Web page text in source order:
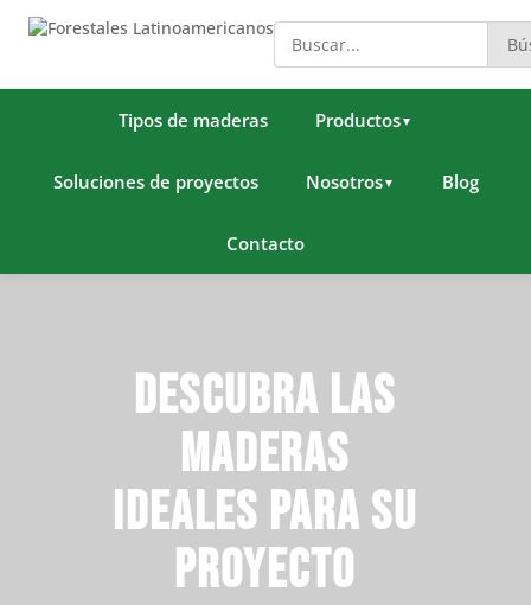
Tipos de maderas Productos▼
Soluciones de proyectos Nosotros▼ Blog
Contacto
Descubra las
maderas
ideales para su
proyecto